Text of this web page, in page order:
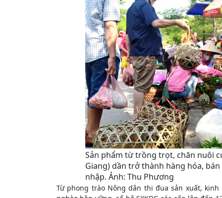
Sản phẩm từ trồng trọt, chăn nuôi
Giang) dần trở thành hàng hóa,
nhập. Ảnh: Thu Phương
Từ phong trào Nông dân thi đua sản xuất, kinh